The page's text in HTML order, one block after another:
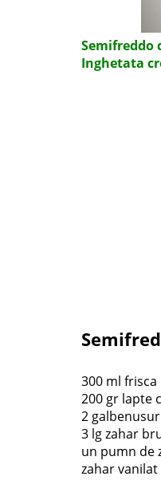
Semifreddo
Inghetata
300 ml frisca
200 gr lapte
2
3 lg zahar
un pumn de
zahar vanilat